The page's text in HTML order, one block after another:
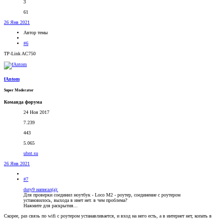
3
61
26 Янв 2021
Автор темы
#6
TP-Link AC750
fAntom
Super Moderator
Команда форума
24 Ноя 2017
7.239
443
5.065
ubnt.su
26 Янв 2021
#7
duty9 написал(а):
Для проверки соединил ноутбук - Loco M2 - роутер, соединение с роутером
установилось, выхода в инет нет. в чем проблема?
Нажмите для раскрытия...
Скорее, раз связь по wifi с роутером устанавливается, и вход на него есть, а в интернет нет, копать в